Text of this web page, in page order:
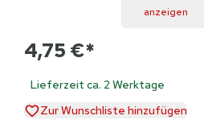
anzeigen
4,75 €*
Lieferzeit ca. 2 Werktage
Zur Wunschliste hinzufügen